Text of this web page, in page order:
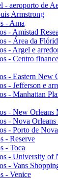
- aeroporto de
Armstrong
- Ama
- Amistad
- Área da
- Argel e
- Centro
- Eastern New
- Jefferson e
- Manhattan
- New Orleans
- Nova Orleans
- Porto de
- Reserve
- Toca
- University of
- Vans
- Venice